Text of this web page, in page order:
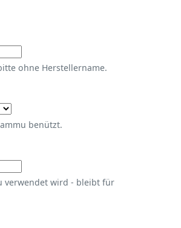
ohne Herstellername.
benützt.
verwendet wird - bleibt für